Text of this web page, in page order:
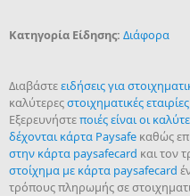
Κατηγορία Είδησης: Διάφορα
Διαβάστεειδήσεις για
καλύτερεςστοιχηματικές εταιρίες
Εξερευνήστεποιές είναι οι
δέχονται κάρτα Paysafe καθώς
στην κάρτα paysafecard και τον
στοίχημα με κάρτα paysafecard
τρόπους πληρωμής σε